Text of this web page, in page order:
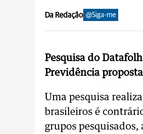
Da Redação @Siga-me
Pesquisa do
Previdência
Uma pesquisa
brasileiros é
grupos